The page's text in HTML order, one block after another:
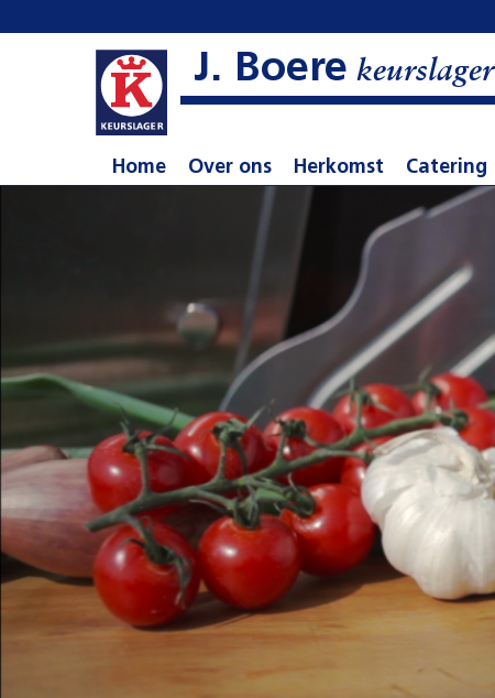
J. Boere keurslager
Home Over ons Herkomst Catering